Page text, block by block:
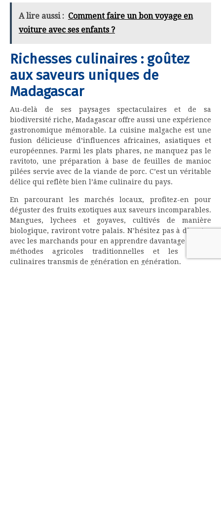
A lire aussi : Comment faire un bon voyage en
voiture avec ses enfants ?
Richesses culinaires : goûtez
aux saveurs uniques de
Madagascar
Au-delà de ses paysages spectaculaires et de sa
biodiversité riche, Madagascar offre aussi une expérience
gastronomique mémorable. La cuisine malgache est une
fusion délicieuse d’influences africaines, asiatiques et
européennes. Parmi les plats phares, ne manquez pas le
ravitoto, une préparation à base de feuilles de manioc
pilées servie avec de la viande de porc. C’est un véritable
délice qui reflète bien l’âme culinaire du pays.
En parcourant les marchés locaux, profitez-en pour
déguster des fruits exotiques aux saveurs incomparables.
Mangues, lychees et goyaves, cultivés de manière
biologique, raviront votre palais. N’hésitez pas à discuter
avec les marchands pour en apprendre davantage sur les
méthodes agricoles traditionnelles et les secrets
culinaires transmis de génération en génération.